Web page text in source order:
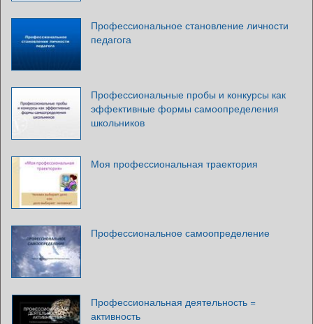
Профессиональное становление личности
педагога
Профессиональные пробы и конкурсы как
эффективные формы самоопределения
школьников
Моя профессиональная траектория
Профессиональное самоопределение
Профессиональная деятельность =
активность